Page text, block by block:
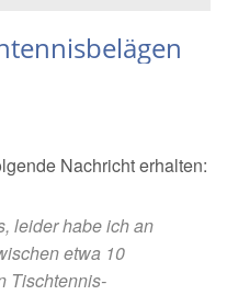
Nachricht erhalten:
leider habe ich an
etwa 10
Tischtennis-